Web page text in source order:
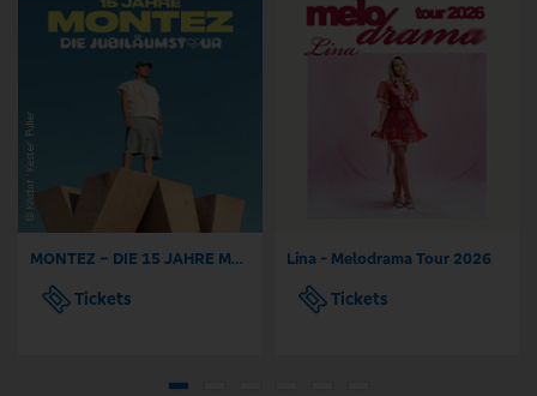
MONTEZ – DIE 15 JAHRE MONTEZ – TOUR
Tickets
Lina - Melodrama Tour 2026
Tickets